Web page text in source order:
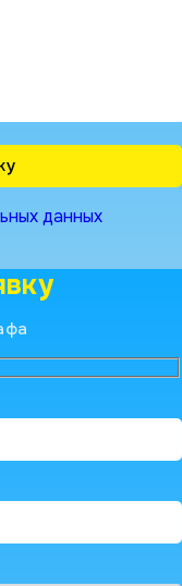
данных